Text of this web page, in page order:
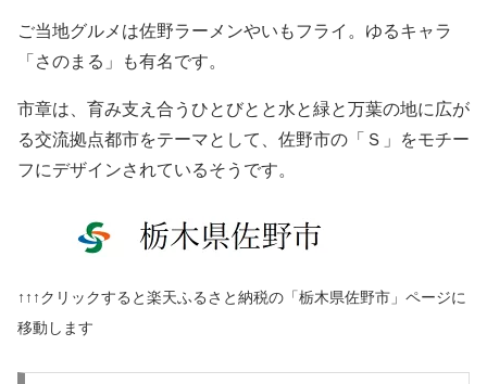
ご当地グルメは佐野ラーメンやいもフライ。ゆるキャラ
「さのまる」も有名です。
市章は、育み支え合うひとびとと水と緑と万葉の地に広が
る交流拠点都市をテーマとして、佐野市の「Ｓ」をモチー
フにデザインされているそうです。
↑↑↑クリックすると楽天ふるさと納税の「栃木県佐野市」ページに
移動します